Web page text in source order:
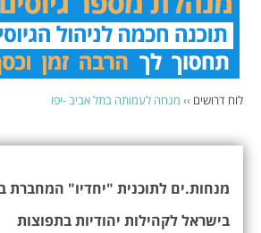
לוח דרושים ›› מנחה לעמותה בתל אביב -יפו
מנחות.ים לתוכנית "יחדיו" המחברת
בישראל לקהילות יהודיות בתפוצות